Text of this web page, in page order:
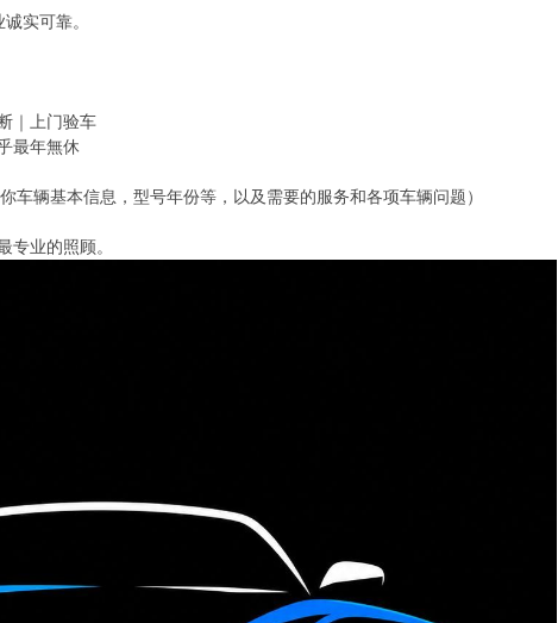
实可靠。
｜上门验车
最年無休
辆基本信息，型号年份等，以及需要的服务和各项车辆问题）
专业的照顾。